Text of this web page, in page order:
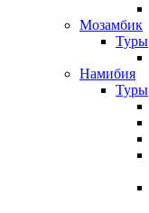
Мозамбик
Туры
Намибия
Туры